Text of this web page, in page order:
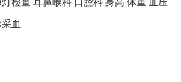
检查 耳鼻喉科 口腔科 身高 体重 血压
血